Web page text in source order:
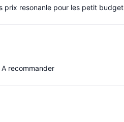
prix resonanle pour les petit budget
recommander